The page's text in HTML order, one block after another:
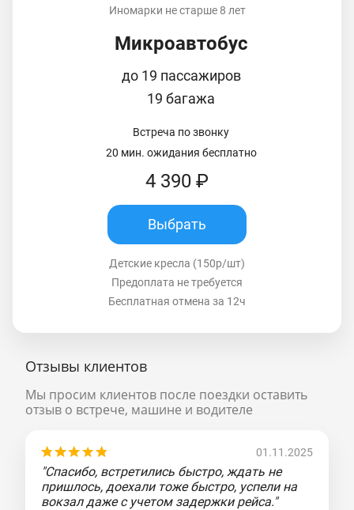
Иномарки не старше 8 лет
Микроавтобус
до 19 пассажиров
19 багажа
Встреча по звонку
20 мин. ожидания бесплатно
4 390 ₽
Выбрать
Детские кресла (150р/шт)
Предоплата не требуется
Бесплатная отмена за 12ч
Отзывы клиентов
Мы просим клиентов после поездки оставить
отзыв о встрече, машине и водителе
01.11.2025
"Спасибо, встретились быстро, ждать не
пришлось, доехали тоже быстро, успели на
вокзал даже с учетом задержки рейса."